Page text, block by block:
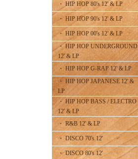
・ HIP HOP 80's 12' & LP
・ HIP HOP 90's 12' & LP
・ HIP HOP 00's 12' & LP
・ HIP HOP UNDERGROUND
12' & LP
・ HIP HOP G-RAP 12' & LP
・ HIP HOP JAPANESE 12' &
LP
・ HIP HOP BASS / ELECTRO
12' & LP
・ R&B 12' & LP
・ DISCO 70's 12'
・ DISCO 80's 12'